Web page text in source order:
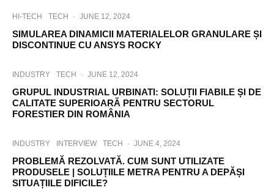
HI-TECH TECH · JUNE 12, 2024
SIMULAREA DINAMICII MATERIALELOR GRANULARE ȘI
DISCONTINUE CU ANSYS ROCKY
INDUSTRY TECH · JUNE 12, 2024
GRUPUL INDUSTRIAL URBINATI: SOLUȚII FIABILE ȘI DE
CALITATE SUPERIOARĂ PENTRU SECTORUL
FORESTIER DIN ROMÂNIA
INDUSTRY INTERVIEW TECH · JUNE 4, 2024
PROBLEMĂ REZOLVATĂ. CUM SUNT UTILIZATE
PRODUSELE | SOLUȚIILE METRA PENTRU A DEPĂȘI
SITUAȚIILE DIFICILE?